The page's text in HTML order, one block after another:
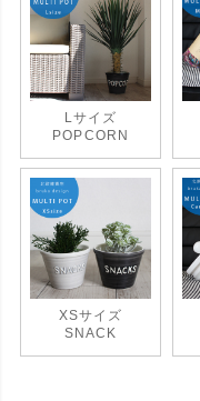
Lサイズ
POPCORN
XSサイズ
SNACK